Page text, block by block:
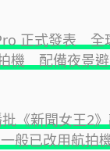
正式發表 全
機 配備夜景
《新聞女王2
般已改用航拍